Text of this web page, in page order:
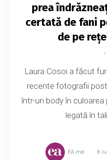
prea
certată de fani
de pe
Laura Cosoi a făcut
recente fotografii
într-un body în culoarea
legată în
EA.md 8